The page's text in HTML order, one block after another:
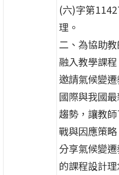
(六)字第
理。
二、為協助
融入教學課
邀請氣候變
國際與我國
趨勢，讓教
戰與因應策
分享氣候變
的課程設計